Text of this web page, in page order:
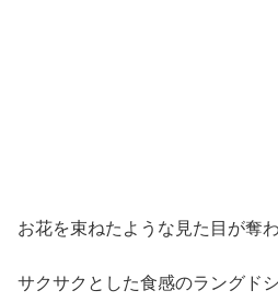
お花を束ねたような見た目が奪
サクサクとした食感のラングド